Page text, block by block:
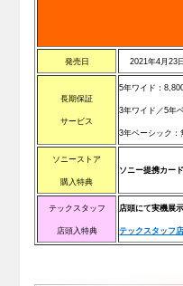
発売日 2021年4月23日
長期保証
サービス
5年ワイド：
3年ワイド／5年
3年ベーシック：
ソニーストア
購入特典
ソニー提携カー
テックスタッフ
店頭入特典
店頭にて実機展
テックスタッフ